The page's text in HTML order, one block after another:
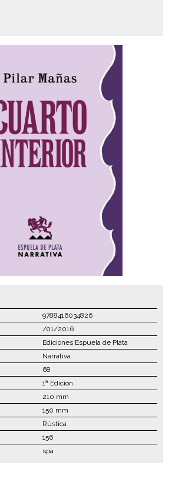
9788416034826
/01/2016
Ediciones Espuela de Plata
Narrativa
68
1ª Edición
210 mm
150 mm
Rústica
156
spa